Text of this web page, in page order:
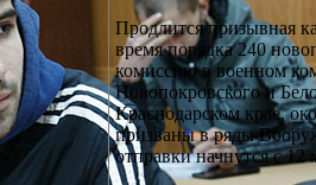
Продлится призывная
время порядка 240
комиссию в военном
Новопокровского и
Краснодарском крае,
призваны в ряды
отправки начнутся с 12